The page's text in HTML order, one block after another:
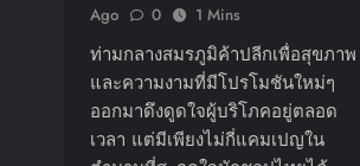
Ago
0 1 Mins
ท่ามกลางสมรภูมิค้าปลีกเพื่อสุขภาพ
และความงามที่มีโปรโมชันใหม่ๆ
ออกมาดึงดูดใจผู้บริโภคอยู่ตลอด
เวลา แต่มีเพียงไม่กี่แคมเปญใน